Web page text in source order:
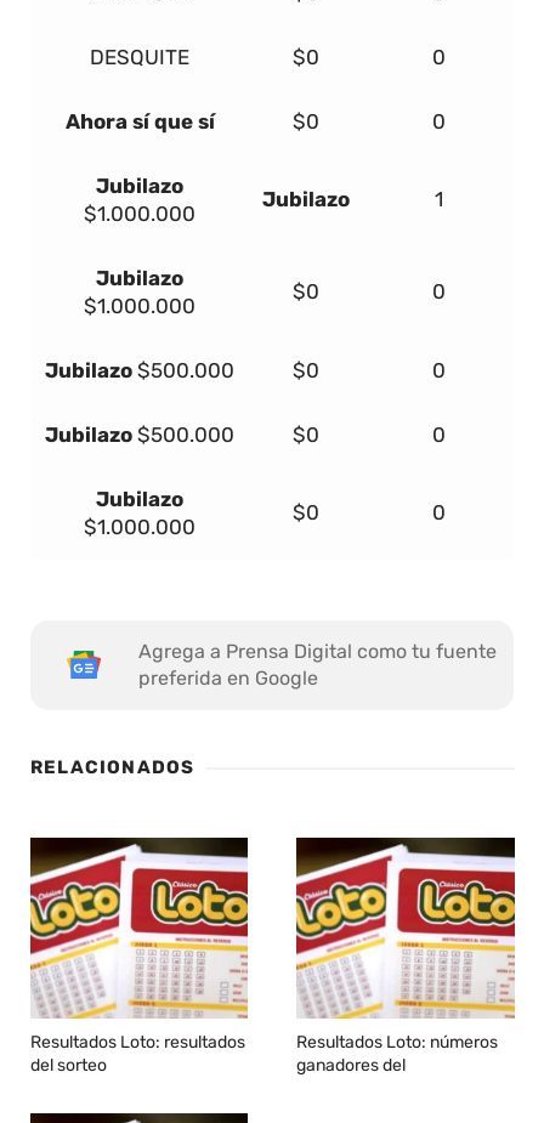
DESQUITE $0 0
Ahora sí que sí $0 0
Jubilazo
$1.000.000
Jubilazo 1
Jubilazo
$1.000.000
$0 0
Jubilazo $500.000 $0 0
Jubilazo $500.000 $0 0
Jubilazo
$1.000.000
$0 0
Agrega a Prensa Digital como tu fuente
preferida en Google
RELACIONADOS
Resultados Loto: resultados
del sorteo
Resultados Loto: números
ganadores del